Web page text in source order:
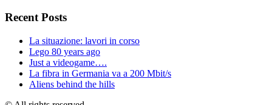
Recent Posts
La situazione: lavori in corso
Lego 80 years ago
Just a videogame….
La fibra in Germania va a 200 Mbit/s
Aliens behind the hills